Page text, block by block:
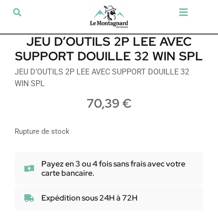
JEU D’OUTILS 2P LEE AVEC
SUPPORT DOUILLE 32 WIN SPL
JEU D’OUTILS 2P LEE AVEC SUPPORT DOUILLE 32
WIN SPL
70,39 €
Rupture de stock
Payez en 3 ou 4 fois sans frais avec votre
carte bancaire.
Expédition sous 24H à 72H